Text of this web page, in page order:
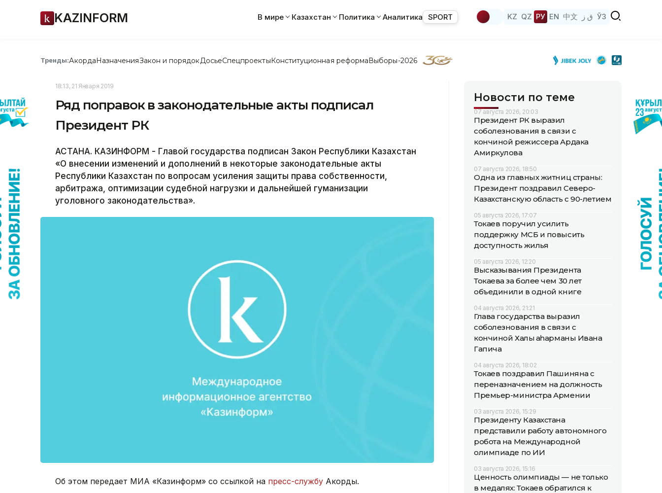
KAZINFORM В мире Казахстан Политика Аналитика SPORT KZ QZ РУ EN 中文 ق ز ЎЗ
Тренды:АкордаНазначенияЗакон и порядок ДосьеСпецпроектыКонституционная реформаВыборы-2026
18:13, 21 Января 2019
Ряд поправок в законодательные акты подписал
Президент РК
АСТАНА. КАЗИНФОРМ - Главой государства подписан Закон Республики Казахстан
«О внесении изменений и дополнений в некоторые законодательные акты
Республики Казахстан по вопросам усиления защиты права собственности,
арбитража, оптимизации судебной нагрузки и дальнейшей гуманизации
уголовного законодательства».
Об этом передает МИА «Казинформ» со ссылкой на пресс-службу Акорды.
Новости по теме
07 августа 2026, 20:03
Президент РК выразил
соболезнования в связи с
кончиной режиссера Ардака
Амиркулова
07 августа 2026, 18:50
Одна из главных житниц страны:
Президент поздравил Северо-
Казахстанскую область с 90-летием
05 августа 2026, 17:07
Токаев поручил усилить
поддержку МСБ и повысить
доступность жилья
05 августа 2026, 12:20
Высказывания Президента
Токаева за более чем 30 лет
объединили в одной книге
04 августа 2026, 21:21
Глава государства выразил
соболезнования в связи с
кончиной Халық қаһарманы Ивана
Гапича
04 августа 2026, 18:02
Токаев поздравил Пашиняна с
переназначением на должность
Премьер-министра Армении
03 августа 2026, 15:29
Президенту Казахстана
представили работу автономного
робота на Международной
олимпиаде по ИИ
03 августа 2026, 15:16
Ценность олимпиады — не только
в медалях: Токаев обратился к